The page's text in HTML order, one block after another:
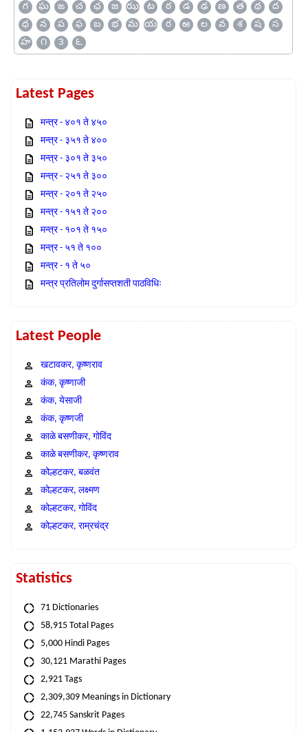
గ
ఘ ఙ చ ఛ జ ఝ ట ఠ డ ఢ ణ త థ
ద
ధ
న ప ఫ బ భ మ య ర ఱ ల వ శ ష
స
హ
౧ ౩ ౬
Latest Pages
मन्त्र - ४०१ ते ४५०
मन्त्र - ३५१ ते ४००
मन्त्र - ३०१ ते ३५०
मन्त्र - २५१ ते ३००
मन्त्र - २०१ ते २५०
मन्त्र - १५१ ते २००
मन्त्र - १०१ ते १५०
मन्त्र - ५१ ते १००
मन्त्र - १ ते ५०
मन्त्र प्रतिलोम दुर्गासप्तशती पाठविधिः
Latest People
खटावकर, कृष्णराव
कंक, कृष्णाजी
कंक, येसाजी
कंक, कृष्णजी
काळे बसणीकर, गोविंद
काळे बसणीकर, कृष्णराव
कोल्हटकर, बळवंत
कोल्हटकर, लक्ष्मण
कोल्हटकर, गोविंद
कोल्हटकर, राम्रचंद्र
Statistics
71 Dictionaries
58,915 Total Pages
5,000 Hindi Pages
30,121 Marathi Pages
2,921 Tags
2,309,309 Meanings in Dictionary
22,745 Sanskrit Pages